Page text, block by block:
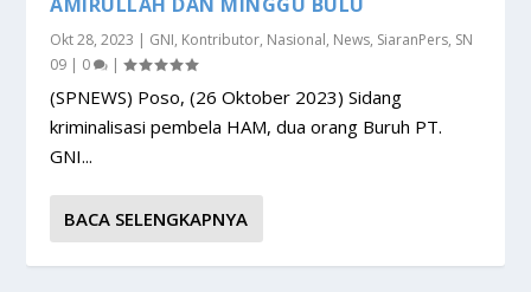
Okt 28, 2023 | GNI, Kontributor, Nasional, News, SiaranPers, SN
09 | 0 |
(SPNEWS) Poso, (26 Oktober 2023) Sidang
kriminalisasi pembela HAM, dua orang Buruh PT.
GNI...
BACA SELENGKAPNYA